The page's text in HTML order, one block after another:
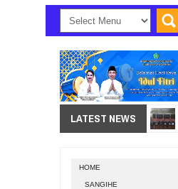
LATEST NEWS
HOME
SANGIHE